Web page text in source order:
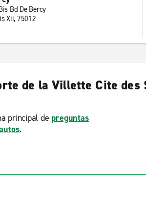
Bd De Bercy
Xii, 75012
de la Villette Cite des
principal de preguntas
.